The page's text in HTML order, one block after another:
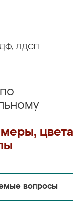
ЛДСП
цвета
вопросы